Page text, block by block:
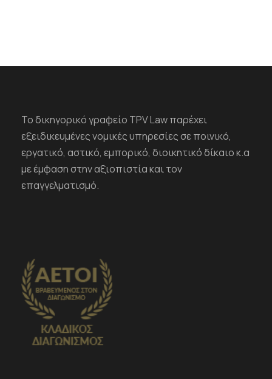
Το δικηγορικό γραφείο TPV Law παρέχει
εξειδικευμένες νομικές υπηρεσίες σε ποινικό,
εργατικό, αστικό, εμπορικό, διοικητικό δίκαιο κ.α
με έμφαση στην αξιοπιστία και τον
επαγγελματισμό.